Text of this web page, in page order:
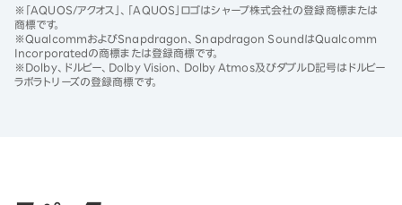
※「AQUOS/アクオス」、「AQUOS」ロゴはシャープ株式会社の登録商標または
商標です。
※QualcommおよびSnapdragon、Snapdragon SoundはQualcomm
Incorporatedの商標または登録商標です。
※Dolby、ドルビー、Dolby Vision、Dolby Atmos及びダブルD記号はドルビー
ラボラトリーズの登録商標です。